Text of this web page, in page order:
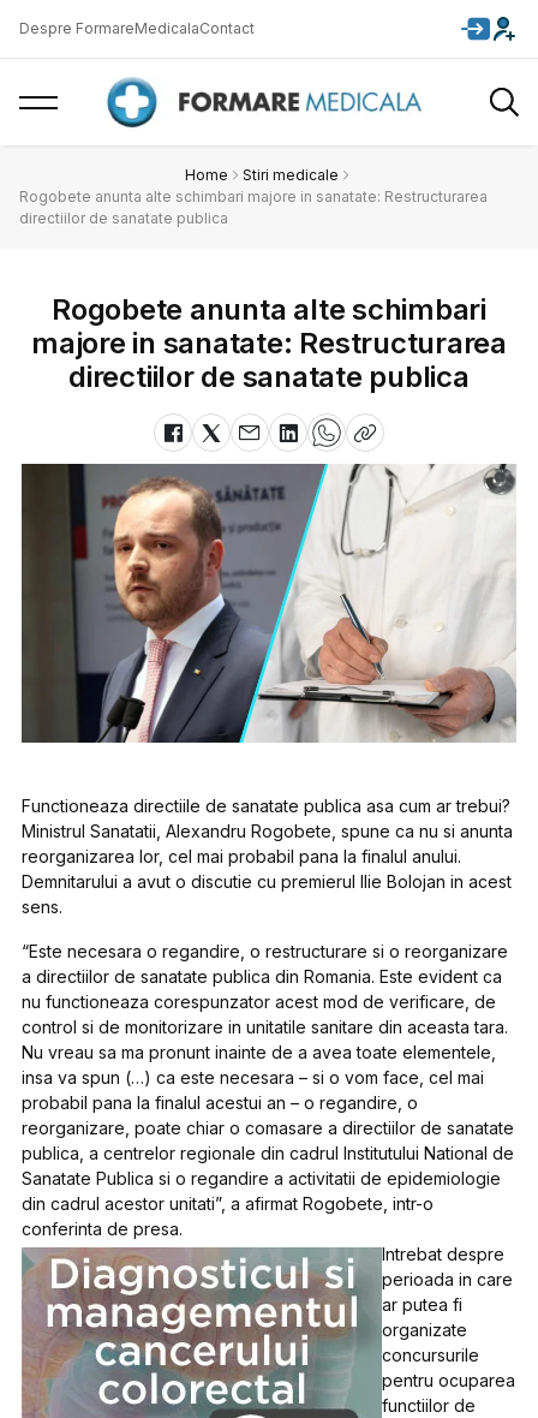
Despre FormareMedicalaContact
Home
Stiri medicale
Rogobete anunta alte schimbari majore in sanatate: Restructurarea
directiilor de sanatate publica
Rogobete anunta alte schimbari
majore in sanatate: Restructurarea
directiilor de sanatate publica
Functioneaza directiile de sanatate publica asa cum ar trebui?
Ministrul Sanatatii, Alexandru Rogobete, spune ca nu si anunta
reorganizarea lor, cel mai probabil pana la finalul anului.
Demnitarului a avut o discutie cu premierul Ilie Bolojan in acest
sens.
“Este necesara o regandire, o restructurare si o reorganizare
a directiilor de sanatate publica din Romania. Este evident ca
nu functioneaza corespunzator acest mod de verificare, de
control si de monitorizare in unitatile sanitare din aceasta tara.
Nu vreau sa ma pronunt inainte de a avea toate elementele,
insa va spun (…) ca este necesara – si o vom face, cel mai
probabil pana la finalul acestui an – o regandire, o
reorganizare, poate chiar o comasare a directiilor de sanatate
publica, a centrelor regionale din cadrul Institutului National de
Sanatate Publica si o regandire a activitatii de epidemiologie
din cadrul acestor unitati”, a afirmat Rogobete, intr-o
conferinta de presa.
Intrebat despre
perioada in care
ar putea fi
organizate
concursurile
pentru ocuparea
functiilor de